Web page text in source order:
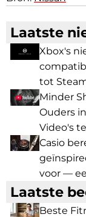
Laatste
Xbox's
tot
Minder
Ouders
Video's
Casio
voor —
Laatste
Beste